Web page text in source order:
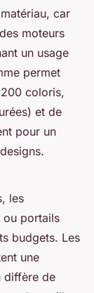
car
moteurs
un usage
permet
coloris,
et de
pour un
les
ou portails
budgets. Les
une
diffère de